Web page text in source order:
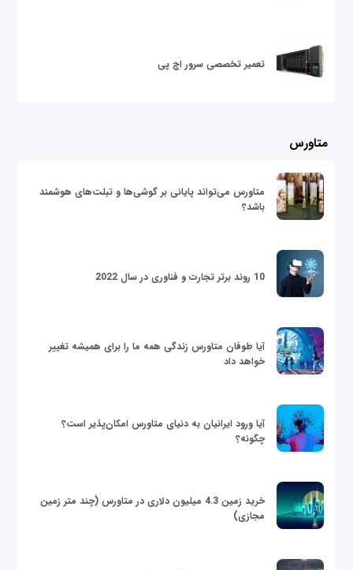
تعمیر تخصصی سرور اچ پی
متاورس
متاورس می‌تواند پایانی بر گوشی‌ها و تبلت‌های هوشمند
باشد؟
10 روند برتر تجارت و فناوری در سال 2022
آیا طوفان متاورس زندگی همه ما را برای همیشه تغییر
خواهد داد
آیا ورود ایرانیان به دنیای متاورس امکان‌پذیر است؟
چگونه؟
خرید زمین 4.3 میلیون دلاری در متاورس (چند متر زمین
مجازی)